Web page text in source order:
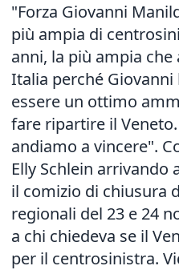
"Forza Giovanni
più ampia di
anni, la più ampia
Italia perché
essere un ottimo
fare ripartire il
andiamo a vincere".
Elly Schlein arrivando
il comizio di chiusura
regionali del 23 e 24
a chi chiedeva se il
per il centrosinistra.